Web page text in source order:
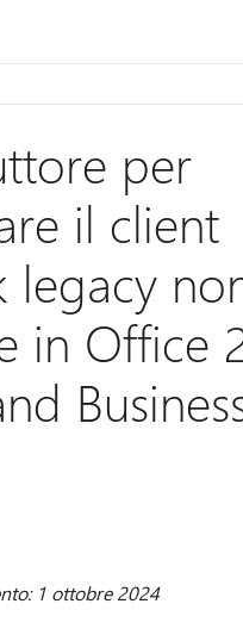
per
il client
legacy
in Office
1 ottobre 2024